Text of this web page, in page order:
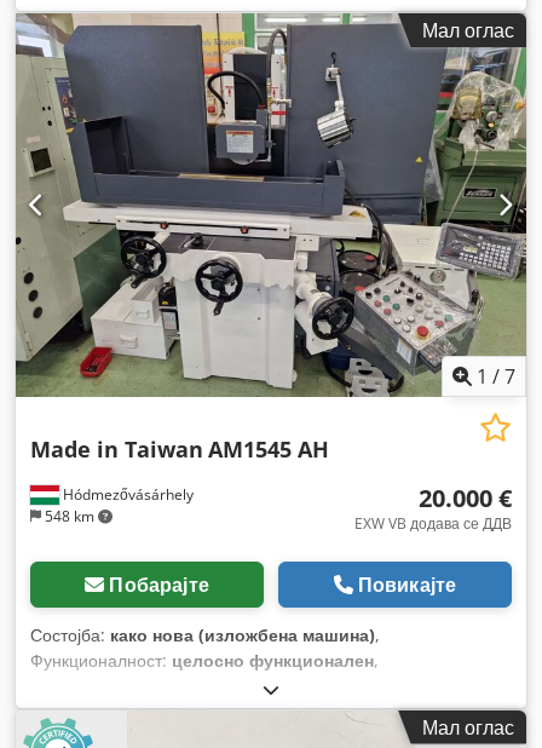
Мал оглас
1 /7
Hódmezővásárhely
548 km
Made in Taiwan AM1545 AH
20.000 €
EXW VB додава се ДДВ
Побарајте Повикајте
Состојба: како нова (изложбена машина),
Функционалност: целосно функционален,
Мал оглас